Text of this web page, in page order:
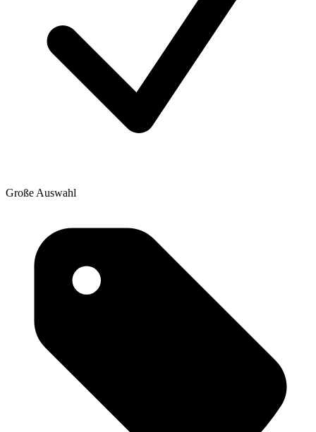
Große Auswahl